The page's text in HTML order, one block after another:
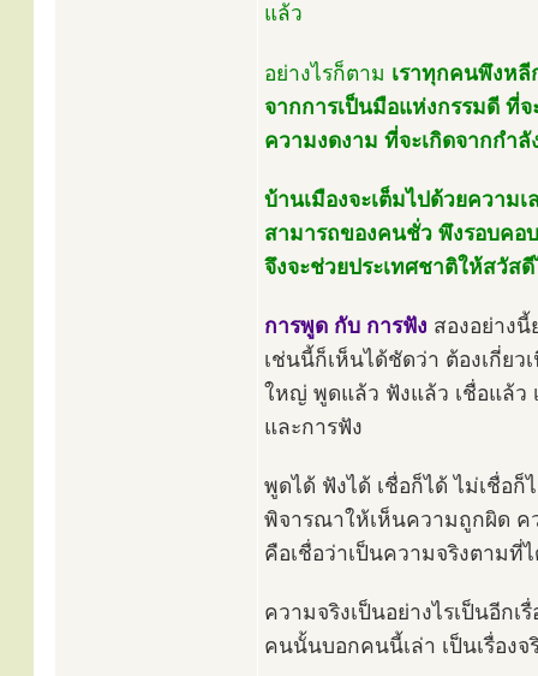
แล้ว
อย่างไรก็ตาม เราทุกคนพึงห
จากการเป็นมือแห่งกรรมดี ที่
ความงดงาม ที่จะเกิดจากกำ
บ้านเมืองจะเต็มไปด้วยความ
สามารถของคนชั่ว พึงรอบคอ
จึงจะช่วยประเทศชาติให้สวัส
การพูด กับ การฟัง สองอย่าง
เช่นนี้ก็เห็นได้ชัดว่า ต้องเกี่ย
ใหญ่ พูดแล้ว ฟังแล้ว เชื่อแล้ว
และการฟัง
พูดได้ ฟังได้ เชื่อก็ได้ ไม่เชื่อ
พิจารณาให้เห็นความถูกผิด ค
คือเชื่อว่าเป็นความจริงตามที่
ความจริงเป็นอย่างไรเป็นอีก
คนนั้นบอกคนนี้เล่า เป็นเรื่องจ